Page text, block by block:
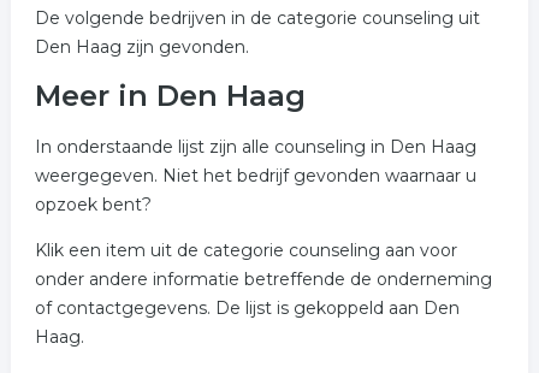
De volgende bedrijven in de categorie counseling uit
Den Haag zijn gevonden.
Meer in Den Haag
In onderstaande lijst zijn alle counseling in Den Haag
weergegeven. Niet het bedrijf gevonden waarnaar u
opzoek bent?
Klik een item uit de categorie counseling aan voor
onder andere informatie betreffende de onderneming
of contactgegevens. De lijst is gekoppeld aan Den
Haag.